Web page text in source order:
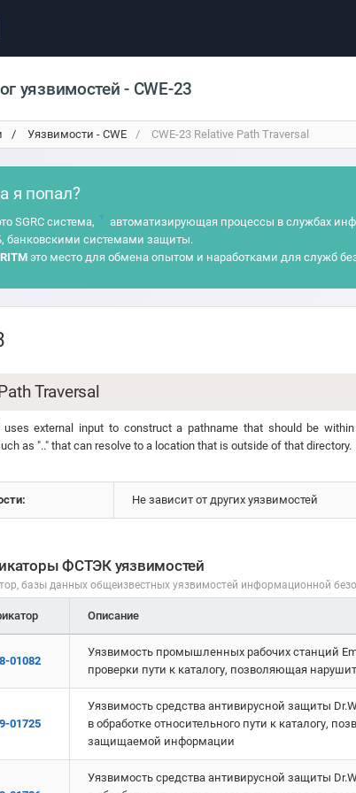
уязвимостей - CWE-23
Уязвимости - CWE CWE-23 Relative Path Traversal
я попал?
SGRC система, ? автоматизирующая процессы в службах
системами защиты.
это место для обмена опытом и наработками для служб
Traversal
uses external input to construct a pathname that should be
as ".." that can resolve to a location that is outside of that directory.
Не зависит от других уязвимостей
ФСТЭК уязвимостей
базы данных общеизвестных уязвимостей информационной
Описание
01082
Уязвимость промышленных рабочих станций
проверки пути к каталогу, позволяющая
01725
Уязвимость средства антивирусной защиты
в обработке относительного пути к каталогу,
защищаемой информации
Уязвимость средства антивирусной защиты